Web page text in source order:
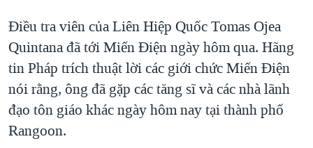
"Tìm"NGƯỜI VIỆT HẢI NGOẠI
ĐỜI SỐNG
KINH TẾ
KHOA HỌC
SỨC KHOẺ
HÀNH TRÌNH BẦU CỬ 2024
MỘT NĂM CHIẾN TRANH TẠI DẢI GAZA
GIẢI MÃ VÀNH ĐAI & CON ĐƯỜNG
NGÀY TỊ NẠN THẾ GIỚI
TRỊNH VĨNH BÌNH - NGƯỜI HẠ 'BÊN THẮNG CUỘC'
VIDEO
NGHE
MẠNG XÃ HỘI
Điều tra viên của Liên Hiệp Quốc Tomas Ojea
Quintana đã tới Miến Điện ngày hôm qua. Hãng
tin Pháp trích thuật lời các giới chức Miến Điện
nói rằng, ông đã gặp các tăng sĩ và các nhà lãnh
đạo tôn giáo khác ngày hôm nay tại thành phố
Rangoon.